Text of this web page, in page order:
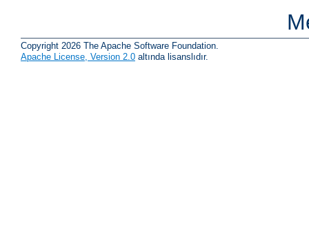
Copyright 2026 The Apache Software Foundation.
Apache License, Version 2.0 altında lisanslıdır.